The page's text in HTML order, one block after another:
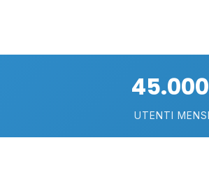
0.779 €
UTENTI